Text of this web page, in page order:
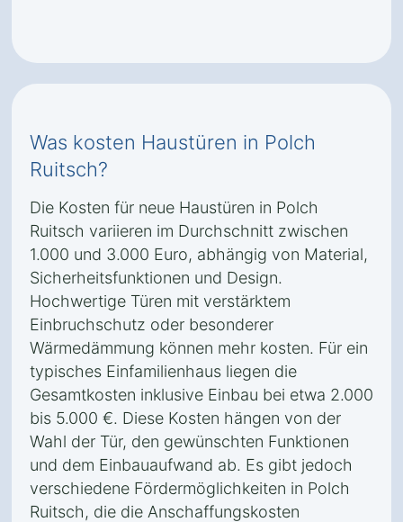
Was kosten Haustüren in Polch
Ruitsch?
Die Kosten für neue Haustüren in Polch
Ruitsch variieren im Durchschnitt zwischen
1.000 und 3.000 Euro, abhängig von Material,
Sicherheitsfunktionen und Design.
Hochwertige Türen mit verstärktem
Einbruchschutz oder besonderer
Wärmedämmung können mehr kosten. Für ein
typisches Einfamilienhaus liegen die
Gesamtkosten inklusive Einbau bei etwa 2.000
bis 5.000 €. Diese Kosten hängen von der
Wahl der Tür, den gewünschten Funktionen
und dem Einbauaufwand ab. Es gibt jedoch
verschiedene Fördermöglichkeiten in Polch
Ruitsch, die die Anschaffungskosten